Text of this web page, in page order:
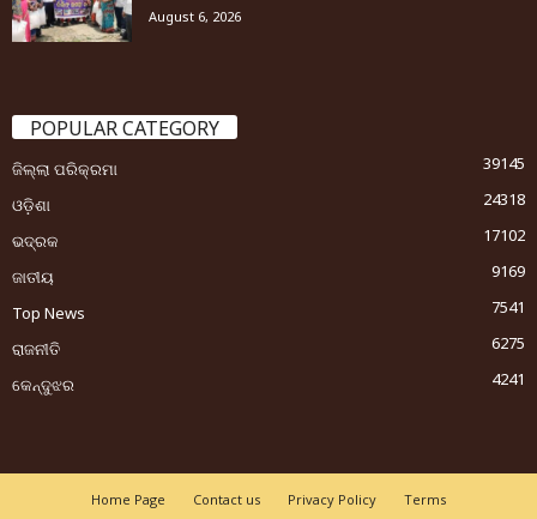
August 6, 2026
POPULAR CATEGORY
ଜିଲ୍ଲା ପରିକ୍ରମା
39145
ଓଡ଼ିଶା
24318
ଭଦ୍ରକ
17102
ଜାତୀୟ
9169
Top News
7541
ରାଜନୀତି
6275
କେନ୍ଦୁଝର
4241
Home Page Contact us Privacy Policy Terms